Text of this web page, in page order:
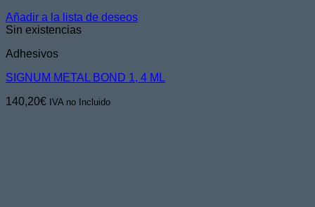
Añadir a la lista de deseos
Sin existencias
Adhesivos
SIGNUM METAL BOND 1, 4 ML
140,20€ IVA no Incluido